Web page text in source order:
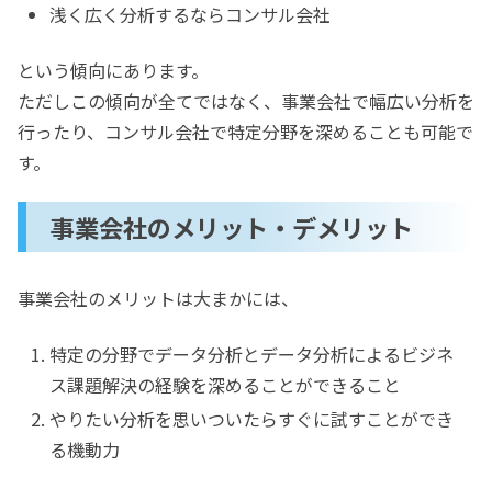
浅く広く分析するならコンサル会社
という傾向にあります。
ただしこの傾向が全てではなく、事業会社で幅広い分析を
行ったり、コンサル会社で特定分野を深めることも可能で
す。
事業会社のメリット・デメリット
事業会社のメリットは大まかには、
特定の分野でデータ分析とデータ分析によるビジネ
ス課題解決の経験を深めることができること
やりたい分析を思いついたらすぐに試すことができ
る機動力